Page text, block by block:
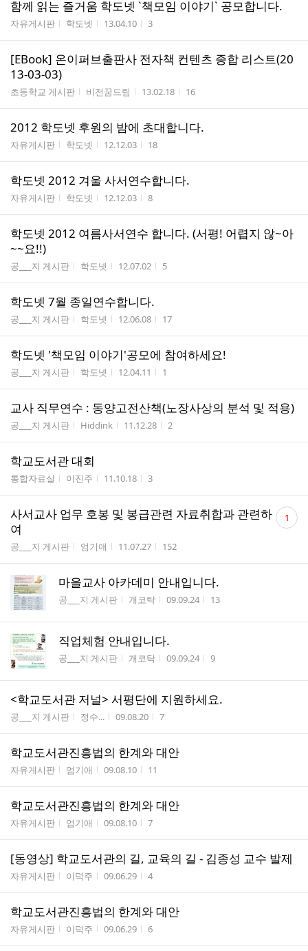
함께 읽는 즐거움 학도넷 `책모임 이야기` 공모합니다.
게시판명
자유게시판 작성자
학도넷 작성시간
13.04.10 조회수
3
[EBook] 온이퍼브출판사 전자책 컨텐츠 종합 리스트(20
13-03-03)
게시판명
초등학교 게시판 작성자
비전꿈드림 작성시간
13.02.18 조회수
16
2012 학도넷 후원의 밤에 초대합니다.
게시판명
자유게시판 작성자
학도넷 작성시간
12.12.03 조회수
18
학도넷 2012 겨울 사서연수합니다.
게시판명
자유게시판 작성자
학도넷 작성시간
12.12.03 조회수
8
학도넷 2012 여름사서연수 합니다. (서평! 어렵지 않~아
~~요!!)
게시판명
공___지 게시판 작성자
학도넷 작성시간
12.07.02 조회수
5
학도넷 7월 종일연수합니다.
게시판명
공___지 게시판 작성자
학도넷 작성시간
12.06.08 조회수
17
학도넷 '책모임 이야기'공모에 참여하세요!
게시판명
공___지 게시판 작성자
학도넷 작성시간
12.04.11 조회수
1
교사 직무연수 : 동양고전산책(노장사상의 분석 및 적용)
게시판명
공___지 게시판 작성자
Hiddink 작성시간
11.12.28 조회수
2
학교도서관 대회
게시판명
통합자료실 작성자
이진주 작성시간
11.10.18 조회수
3
사서교사 업무 호봉 및 봉급관련 자료취합과 관련하
여
게시판명
공___지 게시판 작성자
엄기애 작성시간
11.07.27 조회수
152
댓
글 1
마을교사 아카데미 안내입니다.
게시판명
공___지 게시판 작성자
개코탁 작성시간
09.09.24 조회수
13
직업체험 안내입니다.
게시판명
공___지 게시판 작성자
개코탁 작성시간
09.09.24 조회수
9
<학교도서관 저널> 서평단에 지원하세요.
게시판명
공___지 게시판 작성자
정수... 작성시간
09.08.20 조회수
7
학교도서관진흥법의 한계와 대안
게시판명
자유게시판 작성자
엄기애 작성시간
09.08.10 조회수
11
학교도서관진흥법의 한계와 대안
게시판명
자유게시판 작성자
엄기애 작성시간
09.08.10 조회수
7
[동영상] 학교도서관의 길, 교육의 길 - 김종성 교수 발제
게시판명
자유게시판 작성자
이덕주 작성시간
09.06.29 조회수
4
학교도서관진흥법의 한계와 대안
게시판명
자유게시판 작성자
이덕주 작성시간
09.06.29 조회수
6